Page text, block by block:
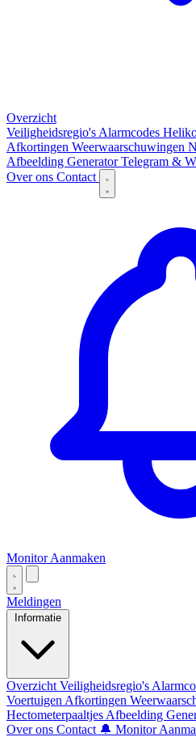
Overzicht
Veiligheidsregio's Alarmcodes
Afkortingen Weerwaarschuwingen
Afbeelding GeneratorTelegram &
Over ons Contact
Monitor Aanmaken
Meldingen
Informatie
Overzicht Veiligheidsregio's
Voertuigen Afkortingen
Hectometerpaaltjes Afbeelding
Over ons Contact 🔔 Monitor